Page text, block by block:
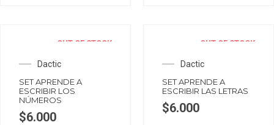
OUT OF STOCK
Dactic
SET APRENDE A
ESCRIBIR LOS
NÚMEROS
$6.000
OUT OF STOCK
Dactic
SET APRENDE A
ESCRIBIR LAS LETRAS
$6.000